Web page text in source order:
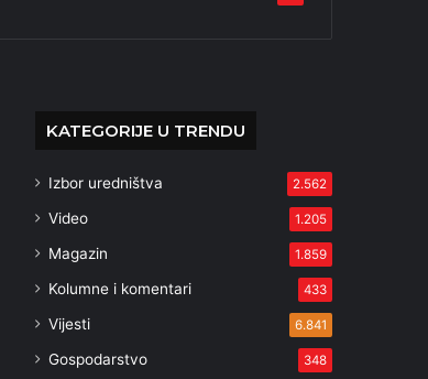
KATEGORIJE U TRENDU
Izbor uredništva 2.562
Video 1.205
Magazin 1.859
Kolumne i komentari 433
Vijesti 6.841
Gospodarstvo 348